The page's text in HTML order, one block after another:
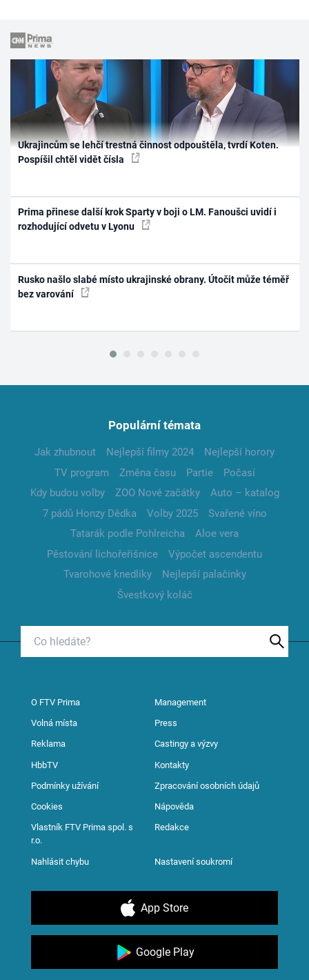
Ukrajincům se lehčí trestná činnost odpouštěla, tvrdí Koten.
Pospíšil chtěl vidět čísla
Prima přinese další krok Sparty v boji o LM. Fanoušci uvidí i
rozhodující odvetu v Lyonu
Rusko našlo slabé místo ukrajinské obrany. Útočit může téměř
bez varování
Populární témata
Jak zhubnout Nejlepší filmy 2024
Nejlepší horory
TV program
Změna času Partie
Počasí
Kdy budou volby
ZOO Nové začátky
Auto – katalog
7 pádů Honzy Dědka
Volby 2025
Svařené víno
Tatarák podle Pohlreicha
Aloe vera
Pěstování lichořeřišnice
Výpočet ascendentu
Tvarohové knedlíky
Nejlepší palačinky
Švestkový koláč
O FTV Prima Management
Volná místa Press
Reklama Castingy a výzvy
HbbTV Kontakty
Podmínky užívání Zpracování osobních údajů
Cookies Nápověda
Vlastník FTV Prima spol. s
r.o.
Redakce
Nahlásit chybu Nastavení soukromí
App Store
Google Play